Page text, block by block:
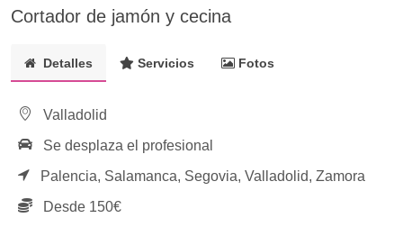
Cortador de jamón y cecina
Detalles Servicios Fotos
Valladolid
Se desplaza el profesional
Palencia, Salamanca, Segovia, Valladolid, Zamora
Desde 150€